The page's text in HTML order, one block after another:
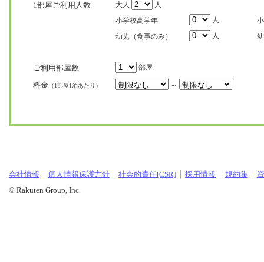
1部屋ご利用人数 大人
人
小学校高学年
人
幼児（食事のみ）
人
ご利用部屋数 部屋
料金 （1部屋1泊あたり） ～
会社情報 個人情報保護方針 社会的責任[CSR] 採用情報 規約集
© Rakuten Group, Inc.